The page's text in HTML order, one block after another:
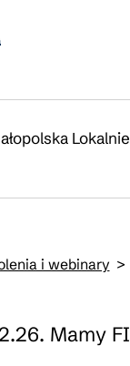
Lokalnie
i webinary >